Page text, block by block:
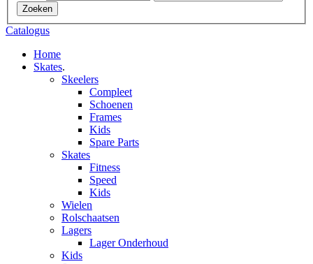
Zoeken
Catalogus
Home
Skates.
Skeelers
Compleet
Schoenen
Frames
Kids
Spare Parts
Skates
Fitness
Speed
Kids
Wielen
Rolschaatsen
Lagers
Lager Onderhoud
Kids